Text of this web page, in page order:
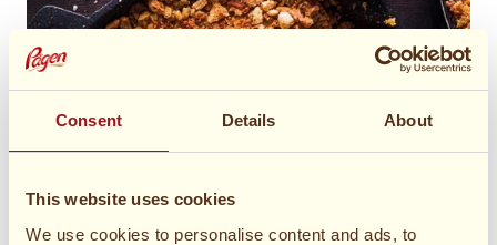
Consent Details About
This website uses cookies
We use cookies to personalise content and ads, to